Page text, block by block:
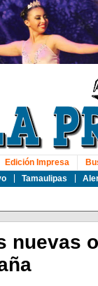
Tamaulipas
Edición Impresa
nuevas